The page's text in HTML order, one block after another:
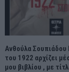
Ανθούλα Σουπιάδου
του 1922 αρχίζει
μου βιβλίου , με